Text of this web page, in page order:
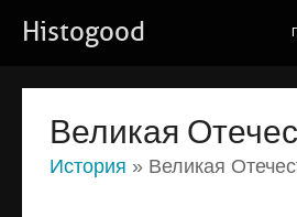
Histogood
Великая
История » Великая